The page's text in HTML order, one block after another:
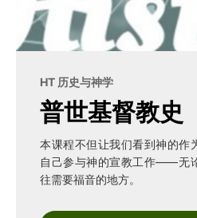
福音传讲与宣教
简体中文 正體中文
西班牙语
葡萄牙语
乌兹别克语
达里语
越南语
韩语
土耳其语
阿尔巴尼亚语
塞尔维亚
HT 历史与神学
普世基督教史
本课程不但让我们看到神的作
自己参与神的宣教工作——无
往需要福音的地方。